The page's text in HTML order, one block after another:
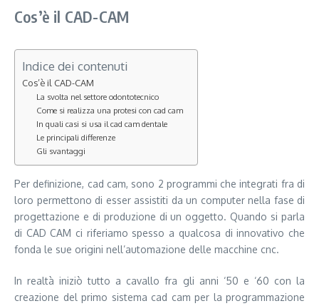
Cos’è il CAD-CAM
Indice dei contenuti
Cos’è il CAD-CAM
La svolta nel settore odontotecnico
Come si realizza una protesi con cad cam
In quali casi si usa il cad cam dentale
Le principali differenze
Gli svantaggi
Per definizione, cad cam, sono 2 programmi che integrati fra di
loro permettono di esser assistiti da un computer nella fase di
progettazione e di produzione di un oggetto. Quando si parla
di CAD CAM ci riferiamo spesso a qualcosa di innovativo che
fonda le sue origini nell’automazione delle macchine cnc.
In realtà iniziò tutto a cavallo fra gli anni ‘50 e ‘60 con la
creazione del primo sistema cad cam per la programmazione